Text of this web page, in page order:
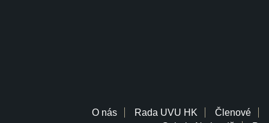
O nás Rada UVU HK Členové